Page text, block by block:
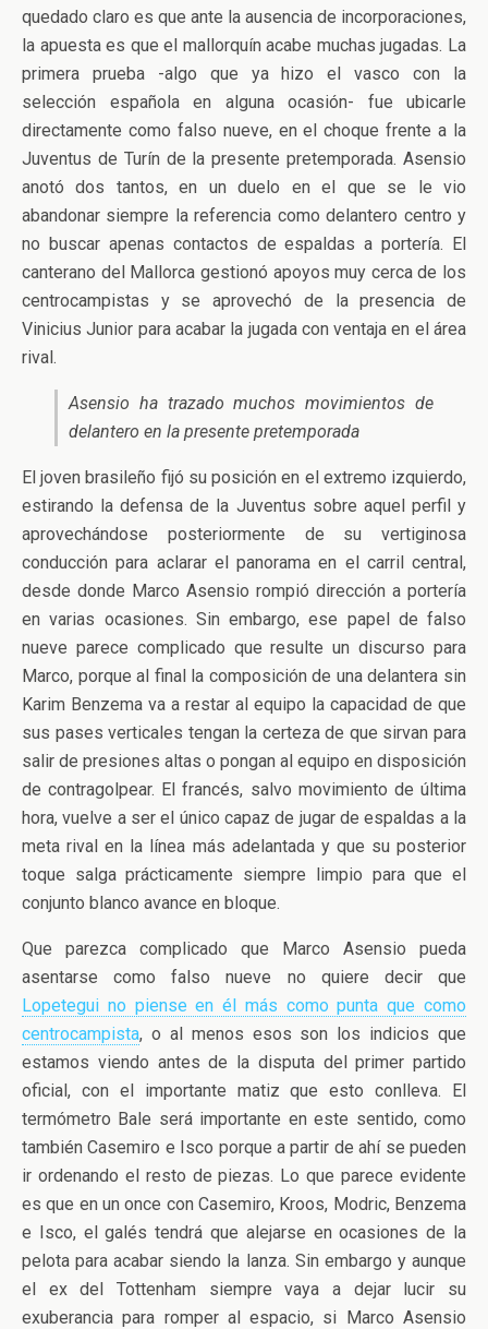
quedado claro es que ante la ausencia de incorporaciones,
la apuesta es que el mallorquín acabe muchas jugadas. La
primera prueba -algo que ya hizo el vasco con la
selección española en alguna ocasión- fue ubicarle
directamente como falso nueve, en el choque frente a la
Juventus de Turín de la presente pretemporada. Asensio
anotó dos tantos, en un duelo en el que se le vio
abandonar siempre la referencia como delantero centro y
no buscar apenas contactos de espaldas a portería. El
canterano del Mallorca gestionó apoyos muy cerca de los
centrocampistas y se aprovechó de la presencia de
Vinicius Junior para acabar la jugada con ventaja en el área
rival.
Asensio ha trazado muchos movimientos de
delantero en la presente pretemporada
El joven brasileño fijó su posición en el extremo izquierdo,
estirando la defensa de la Juventus sobre aquel perfil y
aprovechándose posteriormente de su vertiginosa
conducción para aclarar el panorama en el carril central,
desde donde Marco Asensio rompió dirección a portería
en varias ocasiones. Sin embargo, ese papel de falso
nueve parece complicado que resulte un discurso para
Marco, porque al final la composición de una delantera sin
Karim Benzema va a restar al equipo la capacidad de que
sus pases verticales tengan la certeza de que sirvan para
salir de presiones altas o pongan al equipo en disposición
de contragolpear. El francés, salvo movimiento de última
hora, vuelve a ser el único capaz de jugar de espaldas a la
meta rival en la línea más adelantada y que su posterior
toque salga prácticamente siempre limpio para que el
conjunto blanco avance en bloque.
Que parezca complicado que Marco Asensio pueda
asentarse como falso nueve no quiere decir que
Lopetegui no piense en él más como punta que como
centrocampista, o al menos esos son los indicios que
estamos viendo antes de la disputa del primer partido
oficial, con el importante matiz que esto conlleva. El
termómetro Bale será importante en este sentido, como
también Casemiro e Isco porque a partir de ahí se pueden
ir ordenando el resto de piezas. Lo que parece evidente
es que en un once con Casemiro, Kroos, Modric, Benzema
e Isco, el galés tendrá que alejarse en ocasiones de la
pelota para acabar siendo la lanza. Sin embargo y aunque
el ex del Tottenham siempre vaya a dejar lucir su
exuberancia para romper al espacio, si Marco Asensio